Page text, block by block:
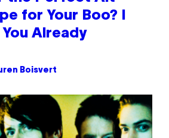
for Your Boo? I
Already
Boisvert